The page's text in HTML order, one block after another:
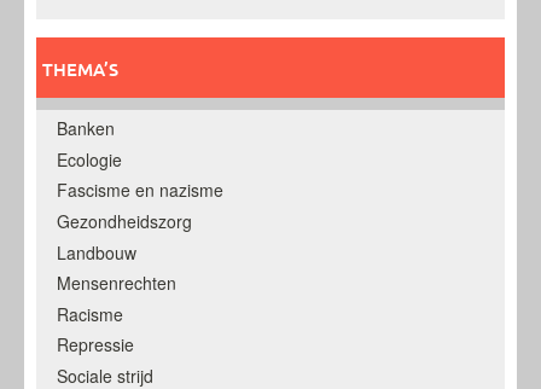
THEMA’S
Banken
Ecologie
Fascisme en nazisme
Gezondheidszorg
Landbouw
Mensenrechten
Racisme
Repressie
Sociale strijd